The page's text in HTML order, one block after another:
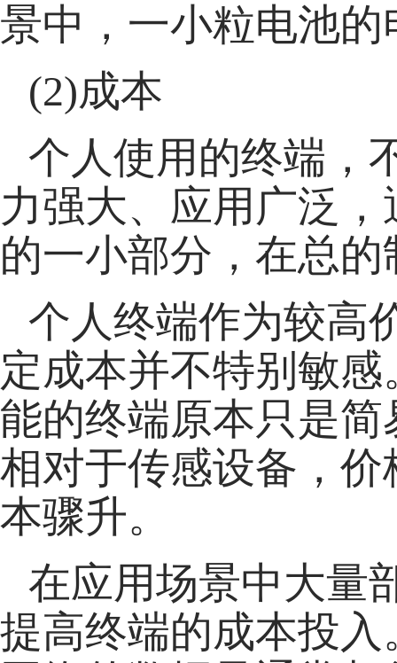
景中，一小粒电池
(2)成本
个人使用的终端，
力强大、应用广泛
的一小部分，在总
个人终端作为较高
定成本并不特别敏
能的终端原本只是
相对于传感设备，
本骤升。
在应用场景中大量
提高终端的成本投